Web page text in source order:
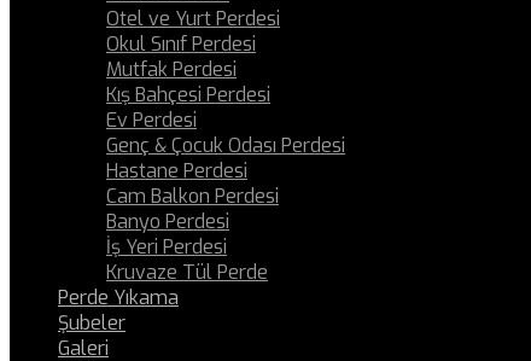
Otel ve Yurt Perdesi
Okul Sınıf Perdesi
Mutfak Perdesi
Kış Bahçesi Perdesi
Ev Perdesi
Genç & Çocuk Odası Perdesi
Hastane Perdesi
Cam Balkon Perdesi
Banyo Perdesi
İş Yeri Perdesi
Kruvaze Tül Perde
Perde Yıkama
Şubeler
Galeri